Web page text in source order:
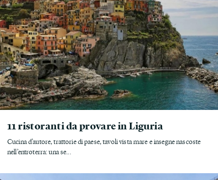
11 ristoranti da provare in Liguria
Cucina d’autore, trattorie di paese, tavoli vista mare e insegne nascoste
nell’entroterra: una se...